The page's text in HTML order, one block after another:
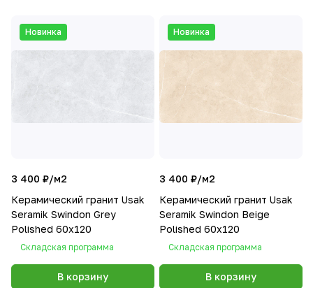
Новинка
3 400 ₽/м2
Керамический гранит Usak
Seramik Swindon Grey
Polished 60x120
Складская программа
В корзину
Новинка
3 400 ₽/м2
Керамический гранит Usak
Seramik Swindon Beige
Polished 60x120
Складская программа
В корзину